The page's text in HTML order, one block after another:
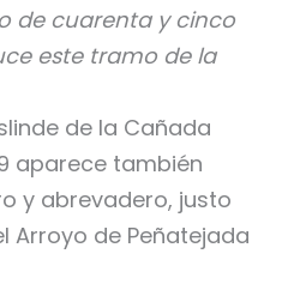
de cuarenta y cinco
este tramo de la
de la Cañada
aparece también
y abrevadero, justo
Arroyo de Peñatejada